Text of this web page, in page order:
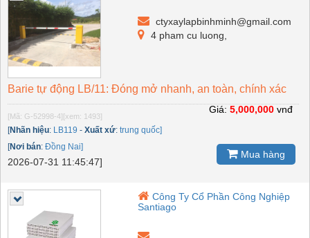
ctyxaylapbinhminh@gmail.com
4 pham cu luong,
Barie tự động LB/11: Đóng mở nhanh, an toàn, chính xác
[Mã: G-52998-4] [xem: 1493]
[Nhãn hiệu: LB119 - Xuất xứ: trung quốc]
[Nơi bán: Đồng Nai]
2026-07-31 11:45:47]
Giá: 5,000,000 vnđ
Mua hàng
Công Ty Cổ Phần Công Nghiệp
Santiago